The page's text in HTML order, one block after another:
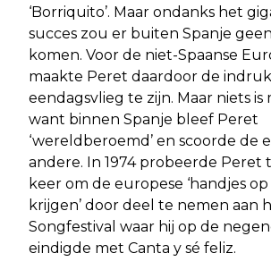
‘Borriquito’. Maar ondanks het
succes zou er buiten Spanje
komen. Voor de niet-Spaanse
maakte Peret daardoor de
eendagsvlieg te zijn. Maar niets is
want binnen Spanje bleef Peret
‘wereldberoemd’ en scoorde de
andere. In 1974 probeerde Peret
keer om de europese ‘handjes
krijgen’ door deel te nemen aan
Songfestival waar hij op de
eindigde met Canta y sé feliz.